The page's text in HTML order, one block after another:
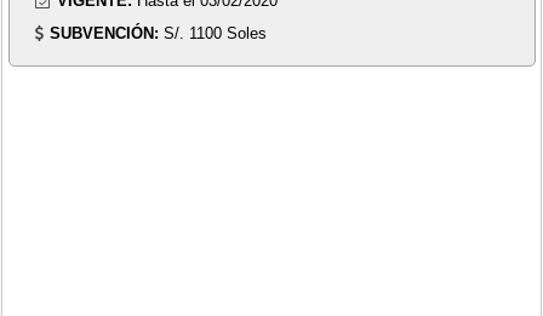
SUBVENCIÓN: S/. 1100 Soles